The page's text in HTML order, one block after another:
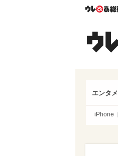
エンタメ
iPhone